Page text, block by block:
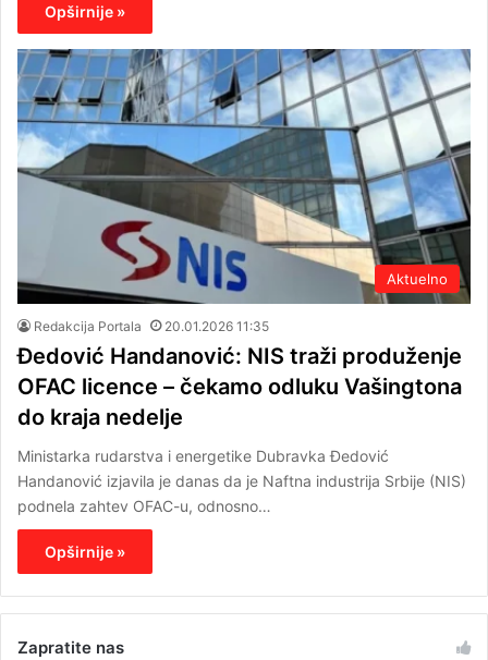
Opširnije »
Aktuelno
Redakcija Portala 20.01.2026 11:35
Đedović Handanović: NIS traži produženje
OFAC licence – čekamo odluku Vašingtona
do kraja nedelje
Ministarka rudarstva i energetike Dubravka Đedović
Handanović izjavila je danas da je Naftna industrija Srbije (NIS)
podnela zahtev OFAC-u, odnosno…
Opširnije »
Zapratite nas